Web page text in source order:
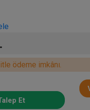
ödeme imkânı.
Et